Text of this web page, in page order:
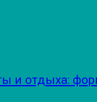
и отдыха: